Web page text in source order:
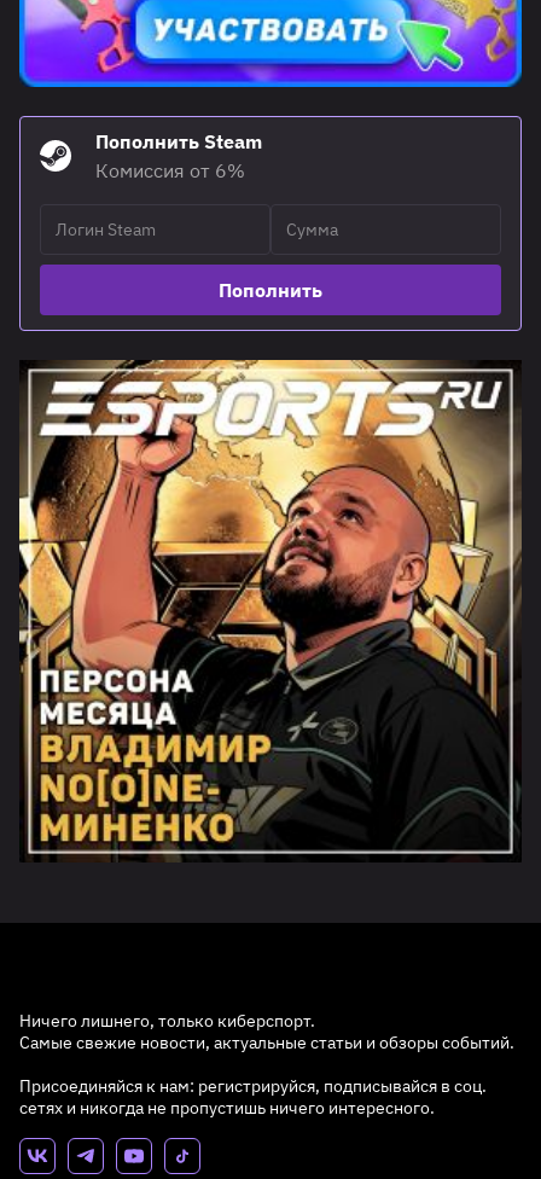
Пополнить Steam
Комиссия от 6%
Пополнить
Ничего лишнего, только киберспорт.
Самые свежие новости, актуальные статьи и обзоры событий.
Присоединяйся к нам: регистрируйся, подписывайся в соц.
сетях и никогда не пропустишь ничего интересного.